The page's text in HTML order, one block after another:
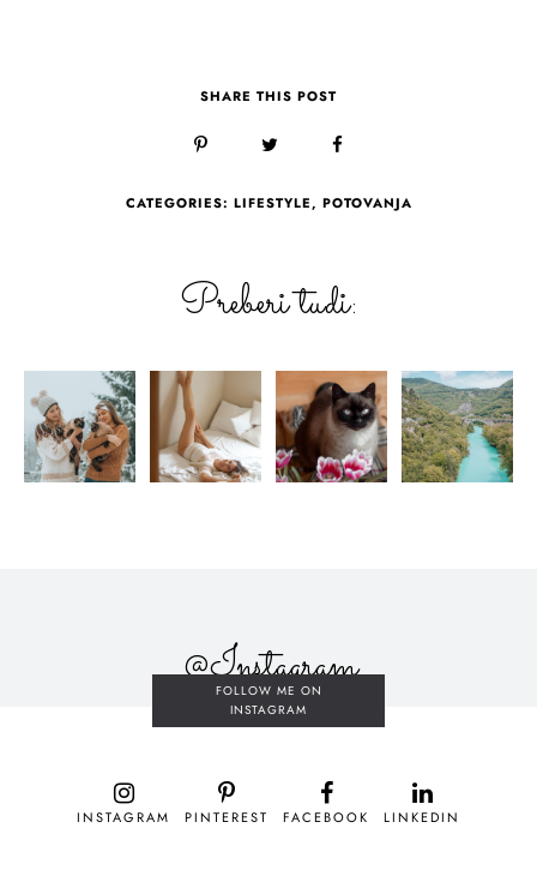
SHARE THIS POST
CATEGORIES: LIFESTYLE, POTOVANJA
Preberi tudi:
@Instagram
FOLLOW ME ON
INSTAGRAM
INSTAGRAM PINTEREST FACEBOOK LINKEDIN